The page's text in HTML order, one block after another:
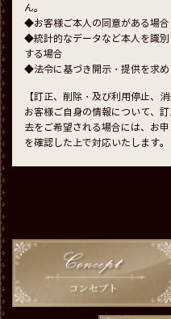
ん。
◆お客様ご本人の同意がある場合
◆統計的なデータなど本人を識
する場合
◆法令に基づき開示・提供を求め
【訂正、削除・及び利用停止、消
お客様ご自身の情報について、
去をご希望される場合には、お
を確認した上で対応いたします。